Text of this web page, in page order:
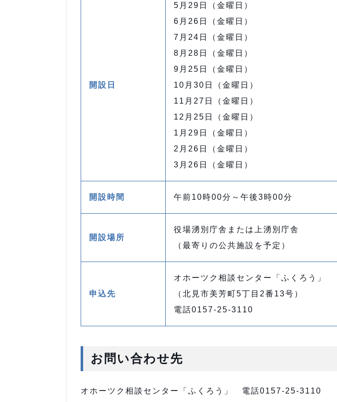
開設日
5月29日（金曜日）
6月26日（金曜日）
7月24日（金曜日）
8月28日（金曜日）
9月25日（金曜日）
10月30日（金曜日）
11月27日（金曜日）
12月25日（金曜日）
1月29日（金曜日）
2月26日（金曜日）
3月26日（金曜日）
開設時間 午前10時00分～午後3時00分
開設場所
役場湧別庁舎または上湧別庁舎
（最寄りの公共施設を予定）
申込先
オホーツク相談センター「ふくろう」
（北見市美芳町5丁目2番13号）
電話0157-25-3110
お問い合わせ先
オホーツク相談センター「ふくろう」 電話0157-25-3110